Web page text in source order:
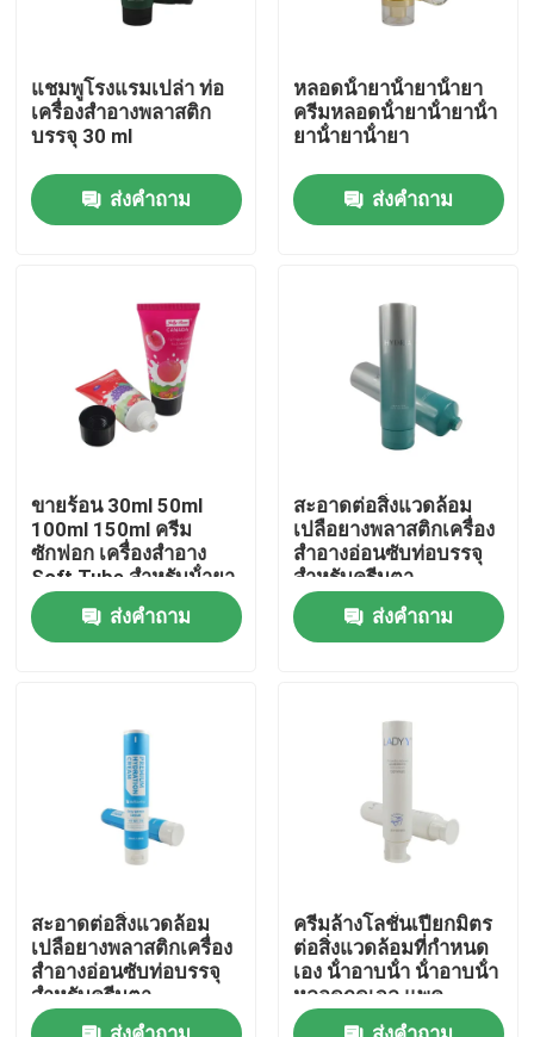
สินค้า
เกี่ยวกับเรา
ทัวร์โรงงาน
การควบคุมคุณภาพ
ท่อเสริมกาย
หลอดสกัด
หลอดเครื่องสำอางเปล่า
แชมพูโรงแรมเปล่า ท่อ
เครื่องสําอางพลาสติก
บรรจุ 30 ml
ส่งคำถาม
หลอดน้ํายาน้ํายาน้ํายา
ครีมหลอดน้ํายาน้ํายาน้ํา
ยาน้ํายาน้ํายา
ส่งคำถาม
ขายร้อน 30ml 50ml
100ml 150ml ครีม
ซักฟอก เครื่องสําอาง
Soft Tube สําหรับน้ํายา
ผสมร่างกาย ครีมมือ
เครื่องสําอางท่อ
ส่งคำถาม
สะอาดต่อสิ่งแวดล้อม
เปลือยางพลาสติกเครื่อง
สําอางอ่อนซับท่อบรรจุ
สําหรับครีมตา
ส่งคำถาม
สะอาดต่อสิ่งแวดล้อม
เปลือยางพลาสติกเครื่อง
สําอางอ่อนซับท่อบรรจุ
สําหรับครีมตา
ครีมล้างโลชั่นเปียกมิตร
ต่อสิ่งแวดล้อมที่กําหนด
เอง น้ําอาบน้ํา น้ําอาบน้ํา
หลอดกดเจล แพค
พลาสติกหลอดอ่อน